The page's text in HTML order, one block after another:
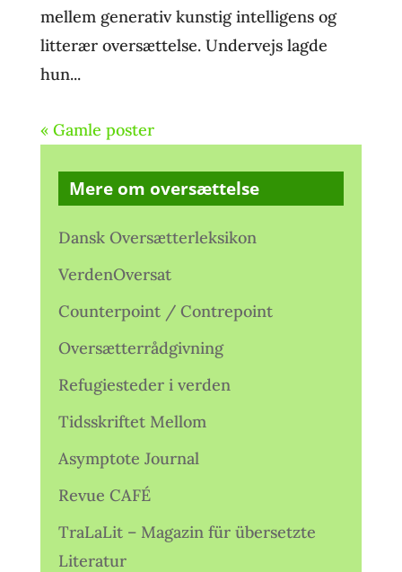
mellem generativ kunstig intelligens og
litterær oversættelse. Undervejs lagde
hun...
« Gamle poster
Mere om oversættelse
Dansk Oversætterleksikon
VerdenOversat
Counterpoint / Contrepoint
Oversætterrådgivning
Refugiesteder i verden
Tidsskriftet Mellom
Asymptote Journal
Revue CAFÉ
TraLaLit – Magazin für übersetzte
Literatur